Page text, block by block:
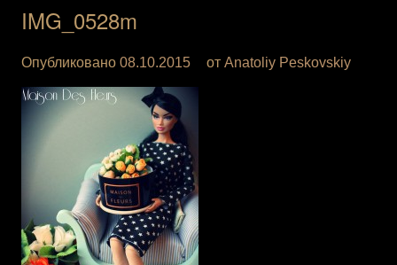
IMG_0528m
Опубликовано 08.10.2015 от Anatoliy Peskovskiy